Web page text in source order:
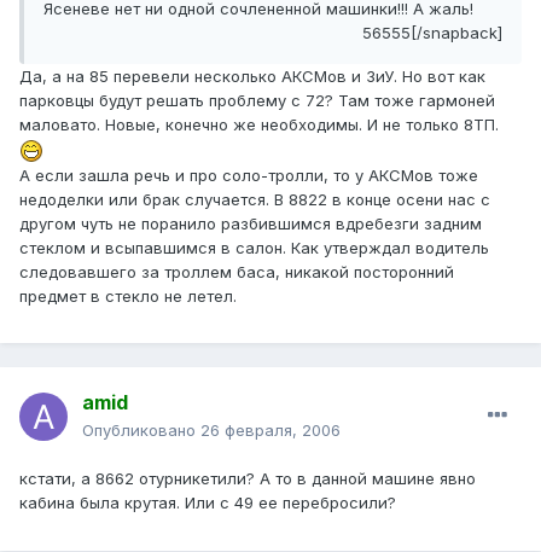
Ясеневе нет ни одной сочлененной машинки!!! А жаль!
56555[/snapback]
Да, а на 85 перевели несколько АКСМов и ЗиУ. Но вот как
парковцы будут решать проблему с 72? Там тоже гармоней
маловато. Новые, конечно же необходимы. И не только 8ТП.
А если зашла речь и про соло-тролли, то у АКСМов тоже
недоделки или брак случается. В 8822 в конце осени нас с
другом чуть не поранило разбившимся вдребезги задним
стеклом и всыпавшимся в салон. Как утверждал водитель
следовавшего за троллем баса, никакой посторонний
предмет в стекло не летел.
amid
Опубликовано 26 февраля, 2006
кстати, а 8662 отурникетили? А то в данной машине явно
кабина была крутая. Или с 49 ее перебросили?